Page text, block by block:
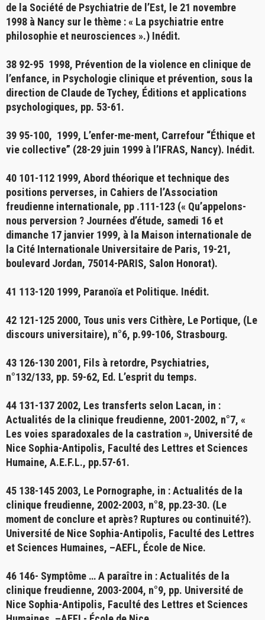
de la Société de Psychiatrie de l’Est, le 21 novembre
1998 à Nancy sur le thème : « La psychiatrie entre
philosophie et neurosciences ».) Inédit.
38 92-95 1998, Prévention de la violence en clinique de
l’enfance, in Psychologie clinique et prévention, sous la
direction de Claude de Tychey, Éditions et applications
psychologiques, pp. 53-61.
39 95-100, 1999, L’enfer-me-ment, Carrefour “Éthique et
vie collective” (28-29 juin 1999 à l’IFRAS, Nancy). Inédit.
40 101-112 1999, Abord théorique et technique des
positions perverses, in Cahiers de l’Association
freudienne internationale, pp .111-123 (« Qu’appelons-
nous perversion ? Journées d’étude, samedi 16 et
dimanche 17 janvier 1999, à la Maison internationale de
la Cité Internationale Universitaire de Paris, 19-21,
boulevard Jordan, 75014-PARIS, Salon Honorat).
41 113-120 1999, Paranoïa et Politique. Inédit.
42 121-125 2000, Tous unis vers Cithère, Le Portique, (Le
discours universitaire), n°6, p.99-106, Strasbourg.
43 126-130 2001, Fils à retordre, Psychiatries,
n°132/133, pp. 59-62, Ed. L’esprit du temps.
44 131-137 2002, Les transferts selon Lacan, in :
Actualités de la clinique freudienne, 2001-2002, n°7, «
Les voies sparadoxales de la castration », Université de
Nice Sophia-Antipolis, Faculté des Lettres et Sciences
Humaine, A.E.F.L., pp.57-61.
45 138-145 2003, Le Pornographe, in : Actualités de la
clinique freudienne, 2002-2003, n°8, pp.23-30. (Le
moment de conclure et après? Ruptures ou continuité?).
Université de Nice Sophia-Antipolis, Faculté des Lettres
et Sciences Humaines, –AEFL, École de Nice.
46 146- Symptôme …A paraître in : Actualités de la
clinique freudienne, 2003-2004, n°9, pp. Université de
Nice Sophia-Antipolis, Faculté des Lettres et Sciences